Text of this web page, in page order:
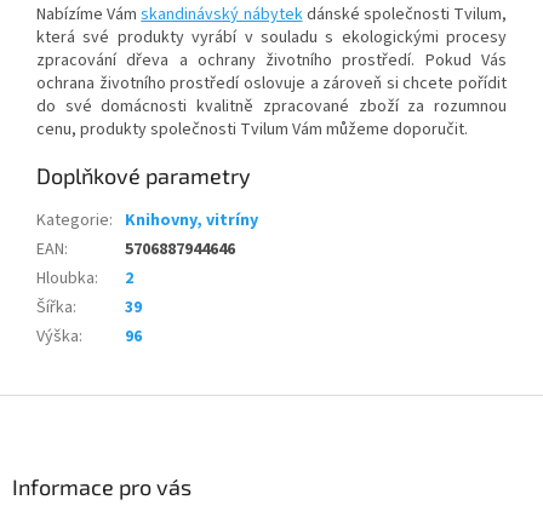
Nabízíme Vámskandinávský nábytekdánské společnosti Tvilum,
která své produkty vyrábí v souladu s ekologickými procesy
zpracování dřeva a ochrany životního prostředí. Pokud Vás
ochrana životního prostředí oslovuje a zároveň si chcete pořídit
do své domácnosti kvalitně zpracované zboží za rozumnou
cenu, produkty společnosti Tvilum Vám můžeme doporučit.
Doplňkové parametry
Kategorie: Knihovny, vitríny
EAN:
5706887944646
Hloubka:
2
Šířka:
39
Výška: 96
Informace pro vás